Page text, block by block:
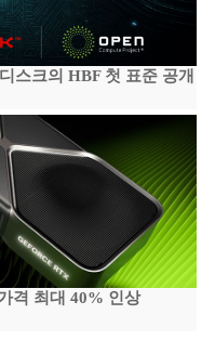
스크의 HBF 첫 표준 공개
격 최대 40% 인상